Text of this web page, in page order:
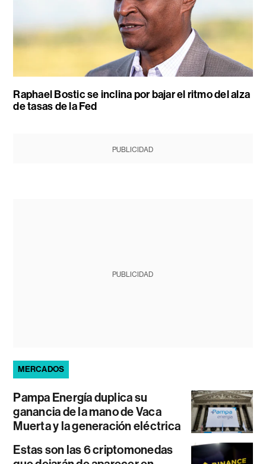
Raphael Bostic se inclina por bajar el ritmo del alza
de tasas de la Fed
PUBLICIDAD
PUBLICIDAD
MERCADOS
Pampa Energía duplica su
ganancia de la mano de Vaca
Muerta y la generación eléctrica
Estas son las 6 criptomonedas